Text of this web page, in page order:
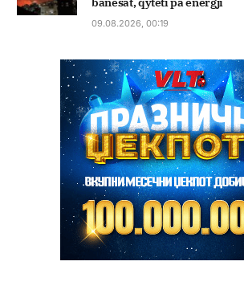
09.08.2026, 00:19